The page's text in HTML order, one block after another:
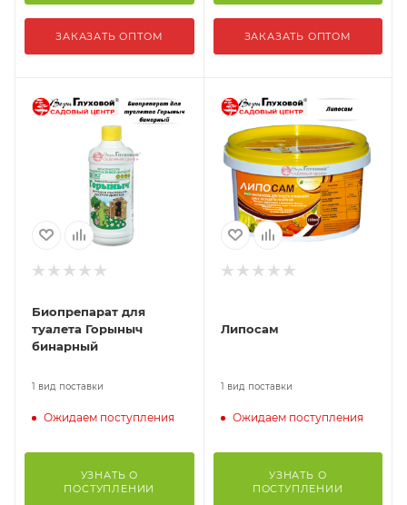
ЗАКАЗАТЬ ОПТОМ ЗАКАЗАТЬ ОПТОМ
Биопрепарат для
туалета Горыныч
бинарный
1 вид поставки
Ожидаем поступления
УЗНАТЬ О
ПОСТУПЛЕНИИ
Липосам
1 вид поставки
Ожидаем поступления
УЗНАТЬ О
ПОСТУПЛЕНИИ